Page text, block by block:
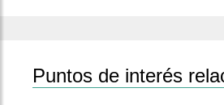
Puntos de interés